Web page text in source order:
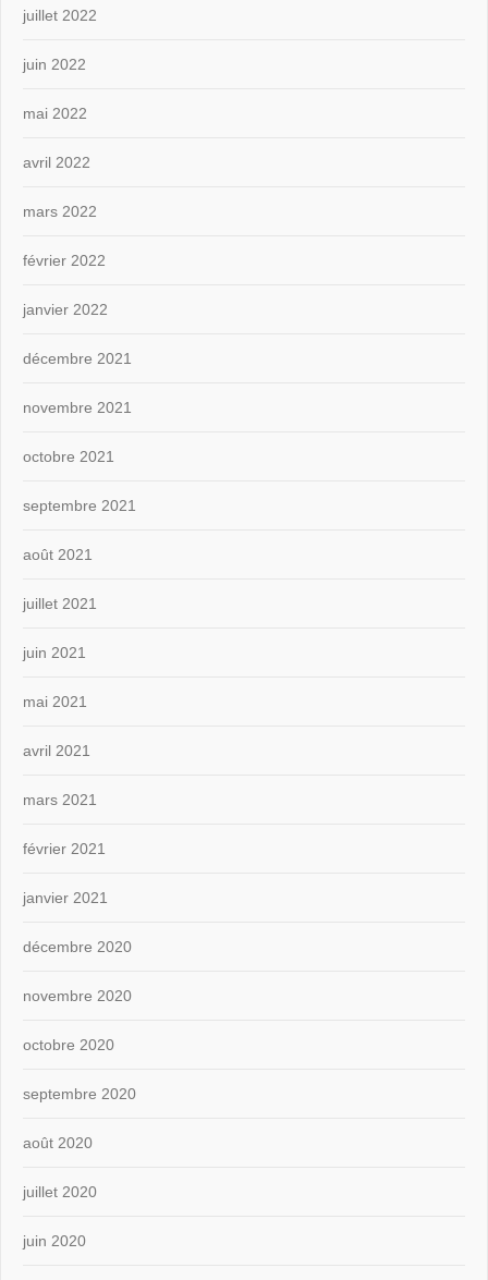
juillet 2022
juin 2022
mai 2022
avril 2022
mars 2022
février 2022
janvier 2022
décembre 2021
novembre 2021
octobre 2021
septembre 2021
août 2021
juillet 2021
juin 2021
mai 2021
avril 2021
mars 2021
février 2021
janvier 2021
décembre 2020
novembre 2020
octobre 2020
septembre 2020
août 2020
juillet 2020
juin 2020